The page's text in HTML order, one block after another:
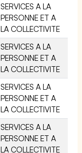
SERVICES A LA
PERSONNE ET A
LA COLLECTIVITE
SERVICES A LA
PERSONNE ET A
LA COLLECTIVITE
SERVICES A LA
PERSONNE ET A
LA COLLECTIVITE
SERVICES A LA
PERSONNE ET A
LA COLLECTIVITE